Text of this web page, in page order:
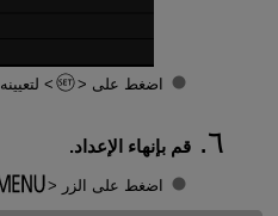
اضغط على لتعيينه.
قم بإنهاء الإعداد.
اضغط على الزر